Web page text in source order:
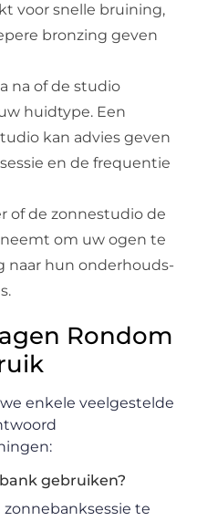
voor snelle bruining,
bronzing geven
na of de studio
huidtype. Een
kan advies geven
en de frequentie
of de zonnestudio de
om uw ogen te
naar hun onderhouds-
Rondom
enkele veelgestelde
gebruiken?
te